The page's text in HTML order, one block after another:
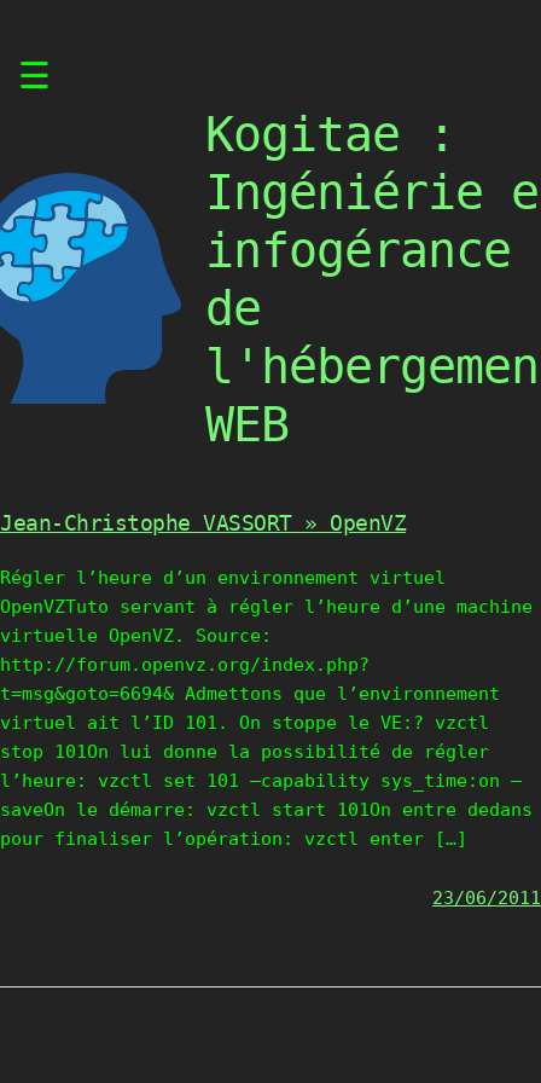
☰
Kogitae :
Ingéniérie
infogérance
de
WEB
Jean-Christophe VASSORT » OpenVZ
Régler l’heure d’un environnement virtuel
OpenVZTuto servant à régler l’heure d’une machine
virtuelle OpenVZ. Source:
http://forum.openvz.org/index.php?
t=msg&goto=6694& Admettons que l’environnement
virtuel ait l’ID 101. On stoppe le VE:? vzctl
stop 101On lui donne la possibilité de régler
l’heure: vzctl set 101 –capability sys_time:on –
saveOn le démarre: vzctl start 101On entre dedans
pour finaliser l’opération: vzctl enter […]
23/06/2011